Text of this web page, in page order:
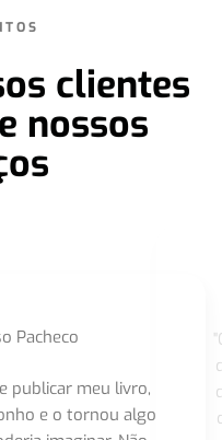
clientes
nossos
publicar meu livro,
e o tornou algo